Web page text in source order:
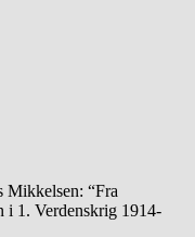
Mikkelsen: “Fra
i 1. Verdenskrig 1914-